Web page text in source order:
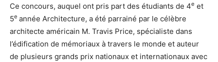
Ce concours, auquel ont pris part des étudiants de 4e et
5e année Architecture, a été parrainé par le célèbre
architecte américain M. Travis Price, spécialiste dans
l’édification de mémoriaux à travers le monde et auteur
de plusieurs grands prix nationaux et internationaux avec